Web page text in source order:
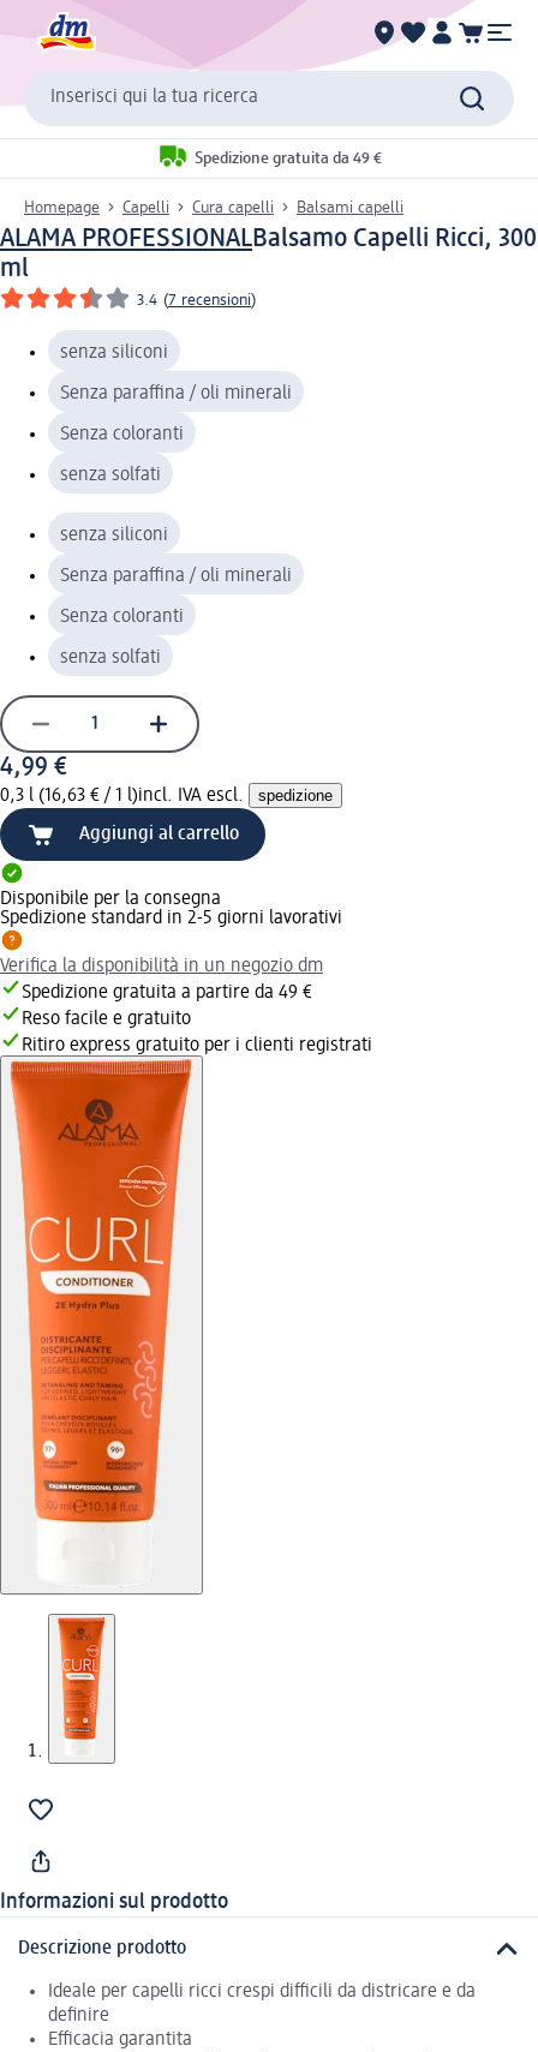
Inserisci qui la tua ricerca
Spedizione gratuita da 49 €
Homepage Capelli Cura capelli Balsami capelli
ALAMA PROFESSIONALBalsamo Capelli Ricci, 300
ml
3.4 (7 recensioni)
senza siliconi
Senza paraffina / oli minerali
Senza coloranti
senza solfati
senza siliconi
Senza paraffina / oli minerali
Senza coloranti
senza solfati
4,99 €
0,3 l (16,63 € / 1 l)incl. IVA escl. spedizione
Aggiungi al carrello
Disponibile per la consegna
Spedizione standard in 2-5 giorni lavorativi
Verifica la disponibilità in un negozio dm
Spedizione gratuita a partire da 49 €
Reso facile e gratuito
Ritiro express gratuito per i clienti registrati
Informazioni sul prodotto
Descrizione prodotto
Ideale per capelli ricci crespi difficili da districare e da
definire
Efficacia garantita